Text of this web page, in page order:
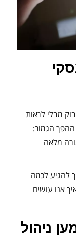
מבלי לראות
ההפך הגמור:
מלאה
להגיע לכמה
אנו עושים
ניהול